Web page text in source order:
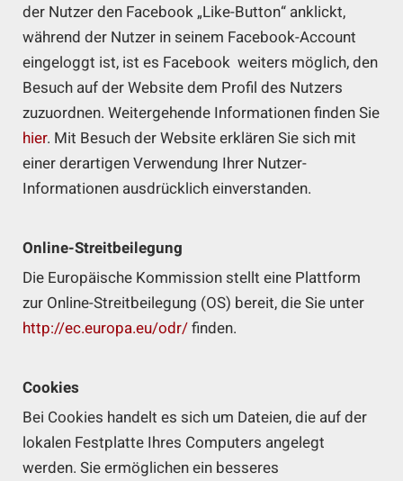
der Nutzer den Facebook „Like-Button“ anklickt,
während der Nutzer in seinem Facebook-Account
eingeloggt ist, ist es Facebook weiters möglich, den
Besuch auf der Website dem Profil des Nutzers
zuzuordnen. Weitergehende Informationen finden Sie
hier. Mit Besuch der Website erklären Sie sich mit
einer derartigen Verwendung Ihrer Nutzer-
Informationen ausdrücklich einverstanden.
Online-Streitbeilegung
Die Europäische Kommission stellt eine Plattform
zur Online-Streitbeilegung (OS) bereit, die Sie unter
http://ec.europa.eu/odr/finden.
Cookies
Bei Cookies handelt es sich um Dateien, die auf der
lokalen Festplatte Ihres Computers angelegt
werden. Sie ermöglichen ein besseres